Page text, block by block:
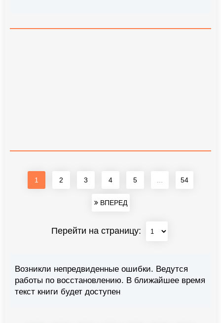
1 2 3 4 5 54
ВПЕРЕД
Перейти на страницу:
Возникли непредвиденные ошибки. Ведутся
работы по восстановлению. В ближайшее время
текст книги будет доступен